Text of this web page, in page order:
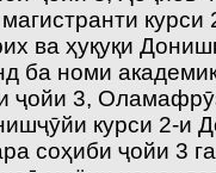
курси
ва ҳуқуқи
ба номи
ҷойи 3,
курси 2-и
соҳиби ҷойи 3